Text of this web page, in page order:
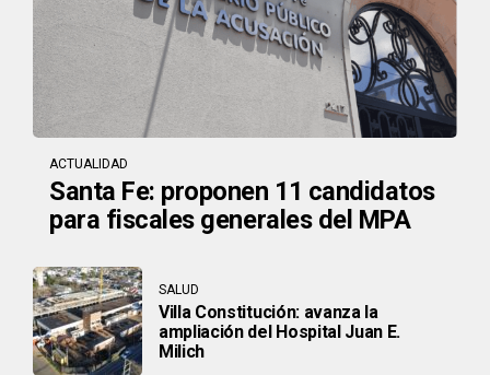
ACTUALIDAD
Santa Fe: proponen 11 candidatos
para fiscales generales del MPA
SALUD
Villa Constitución: avanza la
ampliación del Hospital Juan E.
Milich